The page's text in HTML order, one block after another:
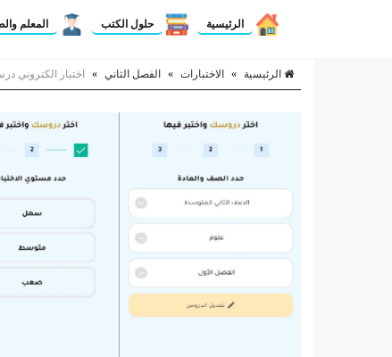
الرئيسية حلول الكتب المعلم
الرئيسية » الاختبارات » الفصل الثاني » اختبار الكتروني